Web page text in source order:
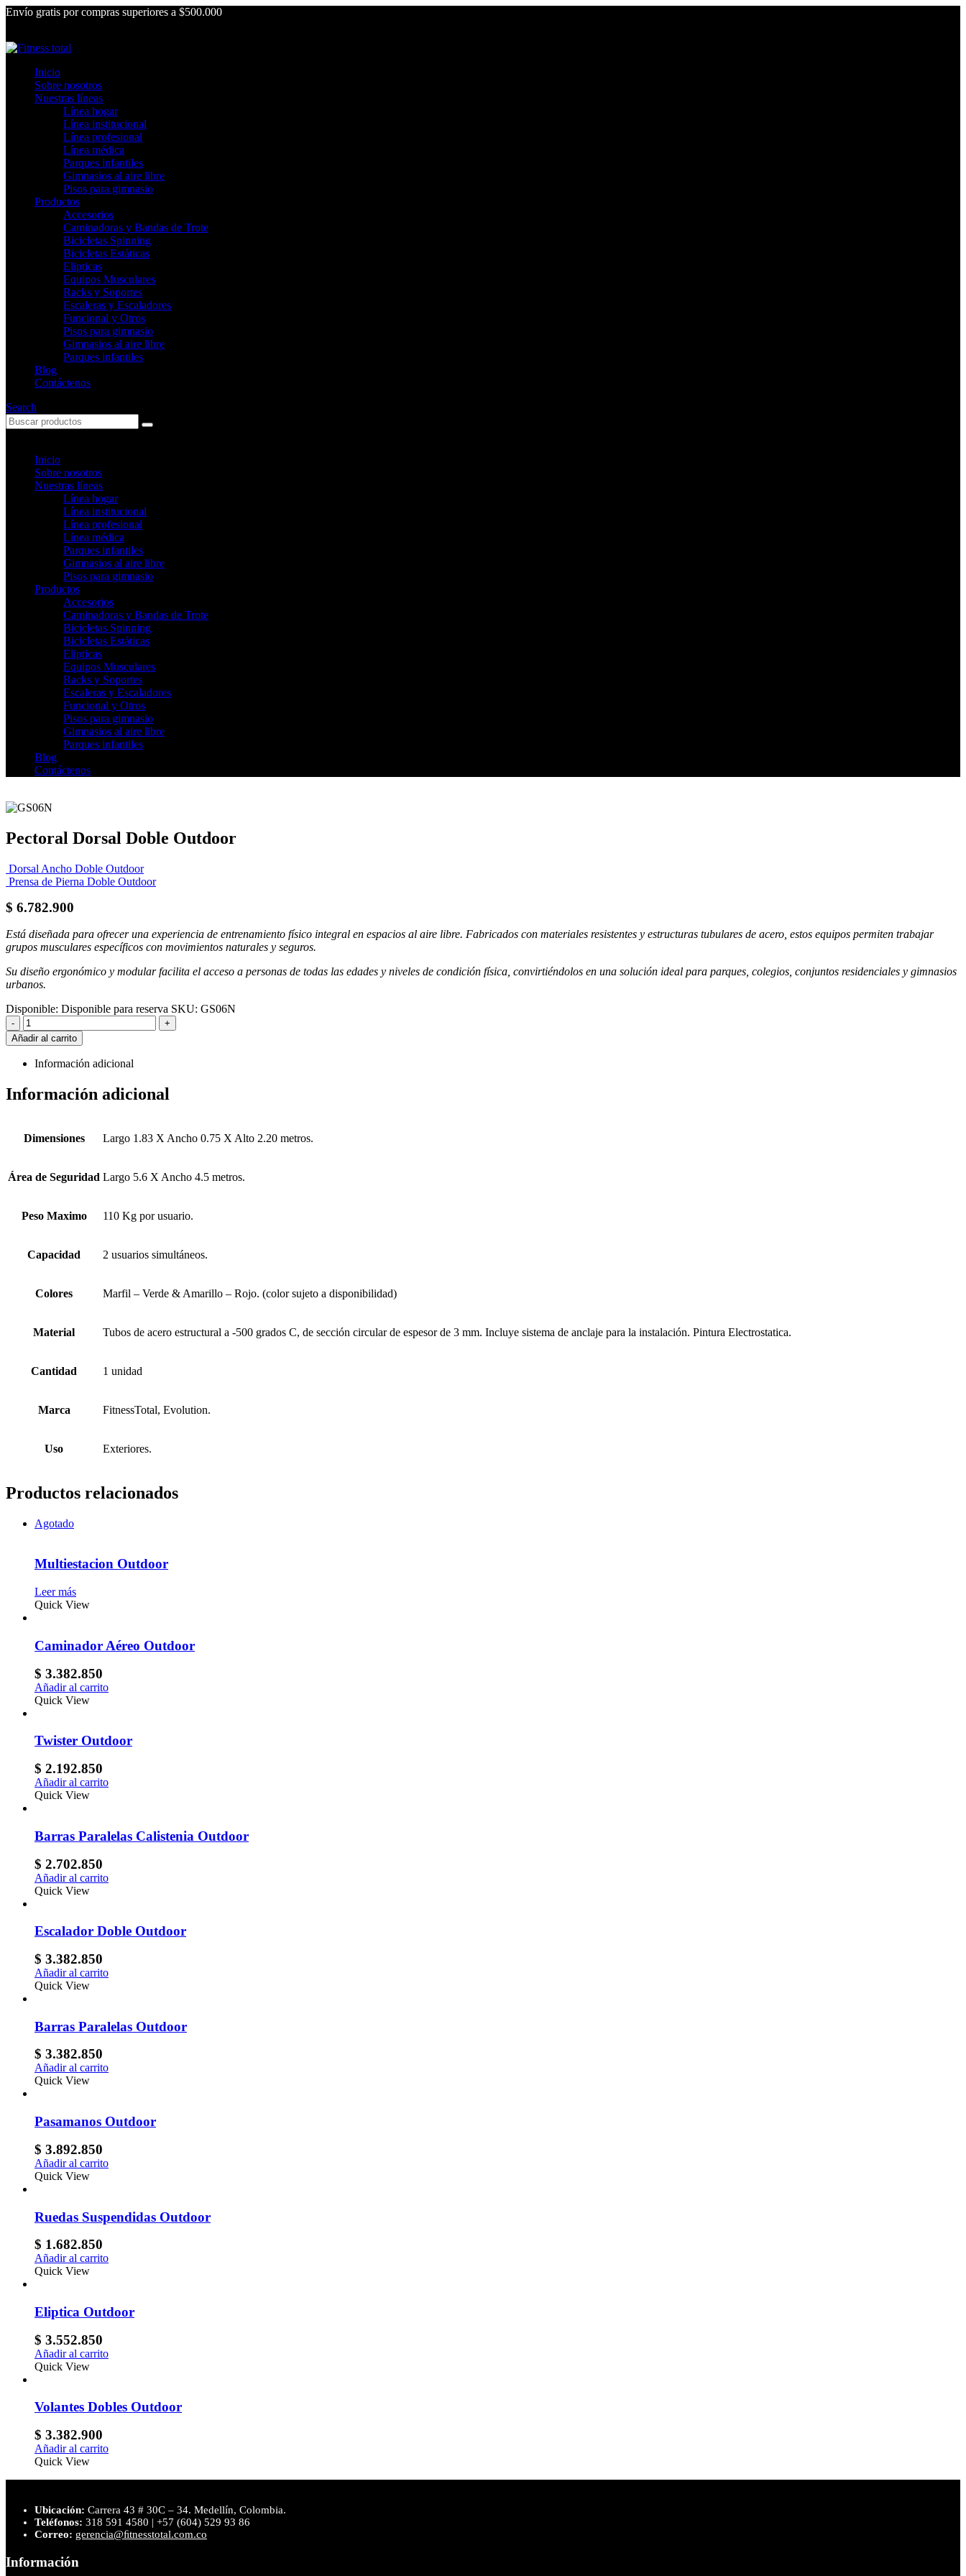
Envío gratis por compras superiores a $500.000
Inicio
Sobre nosotros
Nuestras líneas
Línea hogar
Línea institucional
Línea profesional
Línea médica
Parques infantiles
Gimnasios al aire libre
Pisos para gimnasio
Productos
Accesorios
Caminadoras y Bandas de Trote
Bicicletas Spinning
Bicicletas Estáticas
Elipticas
Equipos Musculares
Racks y Soportes
Escaleras y Escaladores
Funcional y Otros
Pisos para gimnasio
Gimnasios al aire libre
Parques infantiles
Blog
Contáctenos
Search
Inicio
Sobre nosotros
Nuestras líneas
Línea hogar
Línea institucional
Línea profesional
Línea médica
Parques infantiles
Gimnasios al aire libre
Pisos para gimnasio
Productos
Accesorios
Caminadoras y Bandas de Trote
Bicicletas Spinning
Bicicletas Estáticas
Elipticas
Equipos Musculares
Racks y Soportes
Escaleras y Escaladores
Funcional y Otros
Pisos para gimnasio
Gimnasios al aire libre
Parques infantiles
Blog
Contáctenos
Pectoral Dorsal Doble Outdoor
Dorsal Ancho Doble Outdoor
Prensa de Pierna Doble Outdoor
$ 6.782.900
Está diseñada para ofrecer una experiencia de entrenamiento físico integral en espacios al aire libre. Fabricados con materiales resistentes y estructuras tubulares de acero, estos equipos permiten trabajar
grupos musculares específicos con movimientos naturales y seguros.
Su diseño ergonómico y modular facilita el acceso a personas de todas las edades y niveles de condición física, convirtiéndolos en una solución ideal para parques, colegios, conjuntos residenciales y gimnasios
urbanos.
Disponible: Disponible para reserva SKU: GS06N
-
+
Añadir al carrito
Información adicional
Información adicional
Dimensiones Largo 1.83 X Ancho 0.75 X Alto 2.20 metros.
Área de Seguridad Largo 5.6 X Ancho 4.5 metros.
Peso Maximo 110 Kg por usuario.
Capacidad 2 usuarios simultáneos.
Colores Marfil – Verde & Amarillo – Rojo. (color sujeto a disponibilidad)
Material Tubos de acero estructural a -500 grados C, de sección circular de espesor de 3 mm. Incluye sistema de anclaje para la instalación. Pintura Electrostatica.
Cantidad 1 unidad
Marca FitnessTotal, Evolution.
Uso Exteriores.
Productos relacionados
Agotado
Multiestacion Outdoor
Leer más
Quick View
Caminador Aéreo Outdoor
$ 3.382.850
Añadir al carrito
Quick View
Twister Outdoor
$ 2.192.850
Añadir al carrito
Quick View
Barras Paralelas Calistenia Outdoor
$ 2.702.850
Añadir al carrito
Quick View
Escalador Doble Outdoor
$ 3.382.850
Añadir al carrito
Quick View
Barras Paralelas Outdoor
$ 3.382.850
Añadir al carrito
Quick View
Pasamanos Outdoor
$ 3.892.850
Añadir al carrito
Quick View
Ruedas Suspendidas Outdoor
$ 1.682.850
Añadir al carrito
Quick View
Eliptica Outdoor
$ 3.552.850
Añadir al carrito
Quick View
Volantes Dobles Outdoor
$ 3.382.900
Añadir al carrito
Quick View
Ubicación: Carrera 43 # 30C – 34. Medellín, Colombia.
Teléfonos: 318 591 4580 | +57 (604) 529 93 86
Correo: gerencia@ﬁtnesstotal.com.co
Información